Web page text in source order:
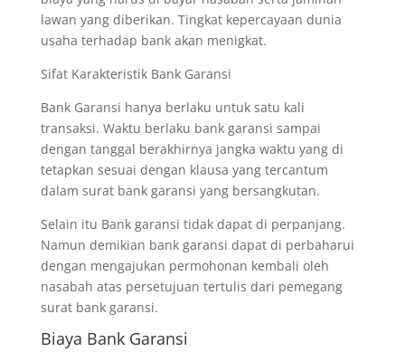
lawan yang diberikan. Tingkat kepercayaan dunia
usaha terhadap bank akan menigkat.
Sifat Karakteristik Bank Garansi
Bank Garansi hanya berlaku untuk satu kali
transaksi. Waktu berlaku bank garansi sampai
dengan tanggal berakhirnya jangka waktu yang di
tetapkan sesuai dengan klausa yang tercantum
dalam surat bank garansi yang bersangkutan.
Selain itu Bank garansi tidak dapat di perpanjang.
Namun demikian bank garansi dapat di perbaharui
dengan mengajukan permohonan kembali oleh
nasabah atas persetujuan tertulis dari pemegang
surat bank garansi.
Biaya Bank Garansi